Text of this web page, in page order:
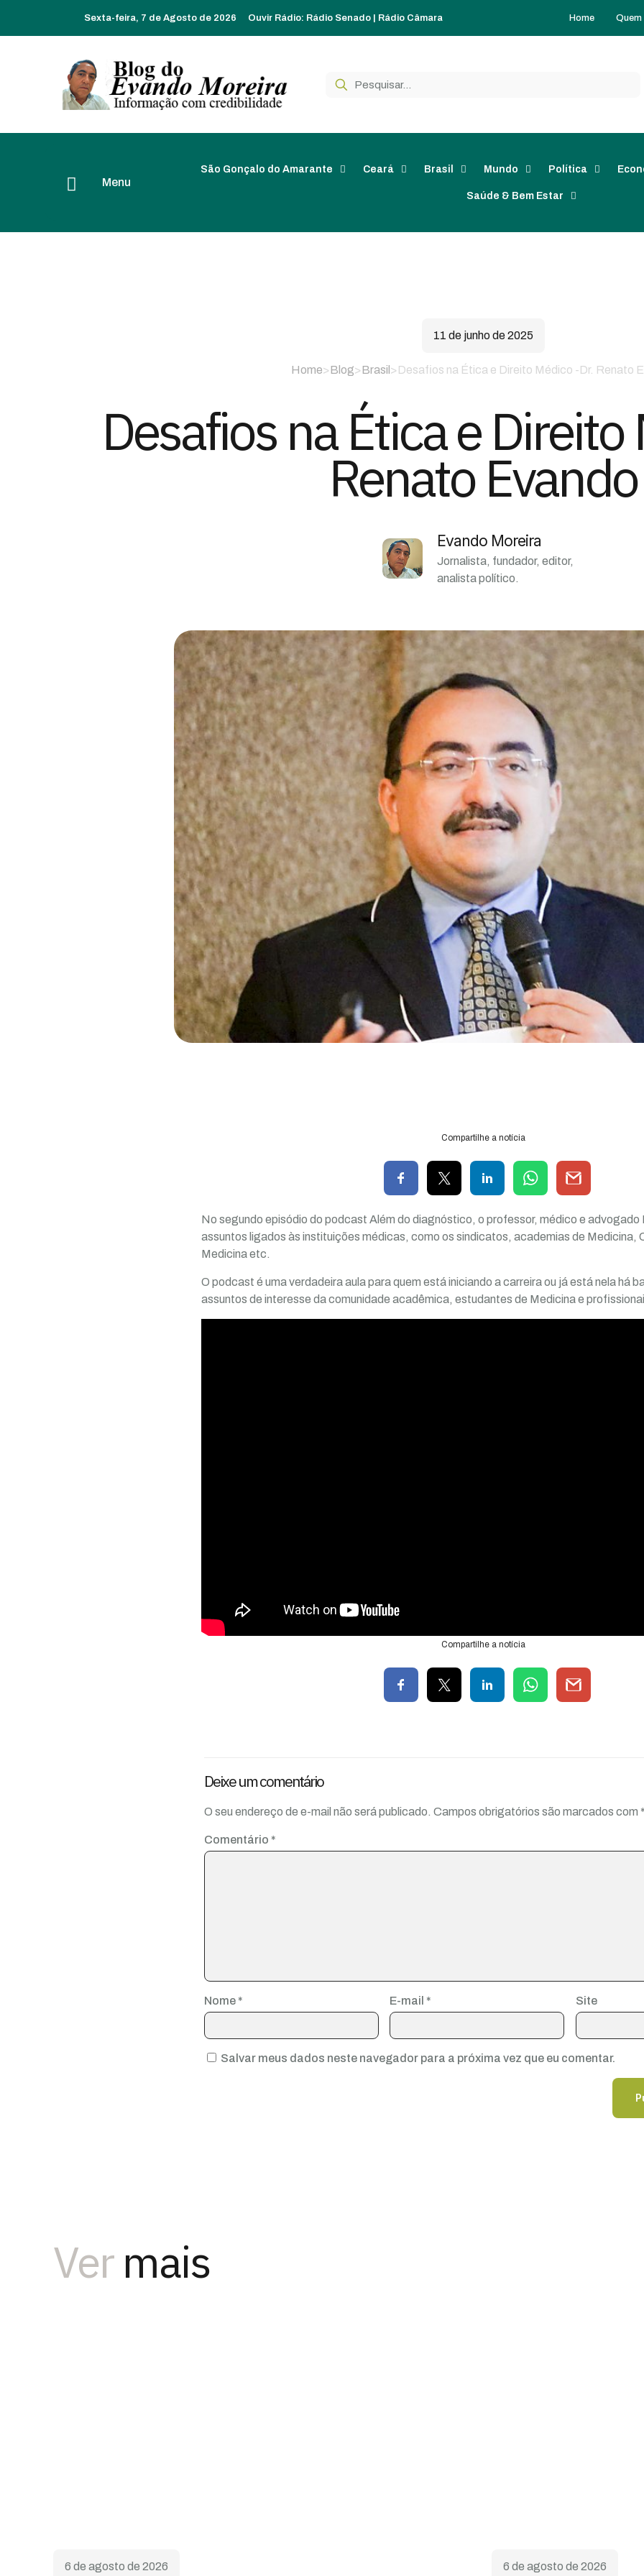
Sexta-feira, 7 de Agosto de 2026 Ouvir Rádio: Rádio Senado Rádio Câmara Home
Menu
São Gonçalo do Amarante Ceará Brasil Mundo Política
Saúde & Bem Estar
11 de junho de 2025
Home> Blog> Brasil > Desafios na Ética e Direito Médico -Dr. Renato
Desafios na Ética e
Renato Evando
Evando Moreira
Jornalista, fundador, editor,
analista político.
Compartilhe a notícia
No segundo episódio do podcast Além do diagnóstico, o professor, médico e
assuntos ligados às instituições médicas, como os sindicatos, academias de Medicina,
Medicina etc.
O podcast é uma verdadeira aula para quem está iniciando a carreira ou já está nela há
assuntos de interesse da comunidade acadêmica, estudantes de Medicina e
Compartilhe a notícia
Deixe um comentário
O seu endereço de e-mail não será publicado. Campos obrigatórios são marcados com
Comentário *
Nome * E-mail * Site
Salvar meus dados neste navegador para a próxima vez que eu comentar.
Ver mais
6 de agosto de 2026 6 de agosto de 2026